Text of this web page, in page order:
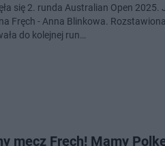
się 2. runda Australian Open
Fręch - Anna Blinkowa.
do kolejnej run…
mecz Fręch! Mamy